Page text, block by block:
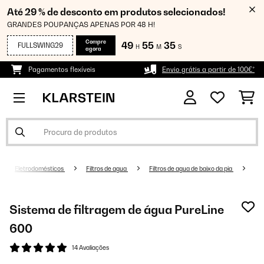
Até 29 % de desconto em produtos selecionados!
GRANDES POUPANÇAS APENAS POR 48 H!
FULLSWING29
Compre
agora
49 H 55 M 34 S
Pagamentos flexíveis Envio grátis a partir de 100€*
Eletrodomésticos Filtros de agua Filtros de agua de baixo da pia
Sistema de filtragem de água PureLine
600
14 Avaliações